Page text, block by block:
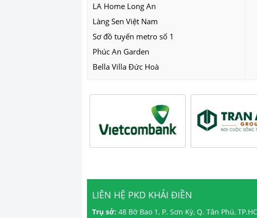
LA Home Long An
Làng Sen Việt Nam
Sơ đồ tuyến metro số 1
Phúc An Garden
Bella Villa Đức Hoà
LIÊN HỆ PKD KHẢI ĐIỀN
Trụ sở: 48 Bờ Bao 1, P. Sơn Kỳ, Q. Tân Phú,